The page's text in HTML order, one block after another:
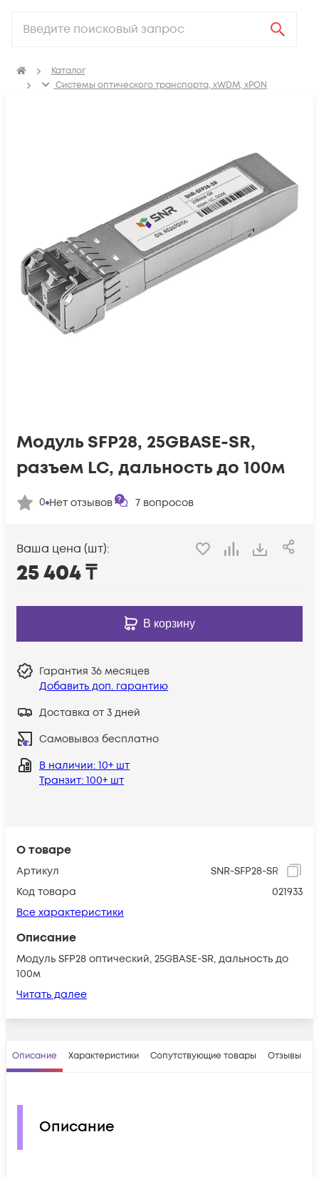
Каталог
Системы оптического транспорта, xWDM, xPON
О товаре
Артикул
SNR-SFP28-SR
Код товара
021933
Все характеристики
Описание
Модуль SFP28 оптический, 25GBASE-SR, дальность до
100м
Читать далее
Модуль SFP28, 25GBASE-SR,
разъем LC, дальность до 100м
0 Нет отзывов 7 вопросов
Ваша цена (шт):
25 404₸
В корзину
Гарантия 36 месяцев
Добавить доп. гарантию
Доставка от 3 дней
Самовывоз бесплатно
В наличии: 10+ шт
Транзит: 100+ шт
Описание Характеристики Сопутствующие товары Отзывы
Описание